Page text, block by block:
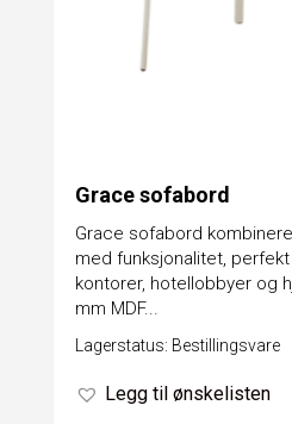
Grace sofabord
Grace sofabord
med funksjonalitet,
kontorer, hotellobbyer og
mm MDF...
Lagerstatus: Bestillingsvare
Legg til ønskelisten